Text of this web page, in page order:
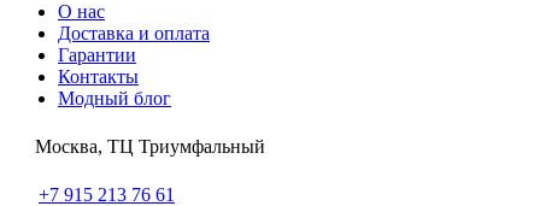
О нас
Доставка и оплата
Гарантии
Контакты
Модный блог
Москва, ТЦ Триумфальный
+7 915 213 76 61